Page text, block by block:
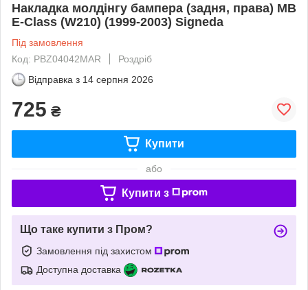
Накладка молдінгу бампера (задня, права) MB
E-Class (W210) (1999-2003) Signeda
Під замовлення
Код: PBZ04042MAR
Роздріб
Відправка з 14 серпня 2026
725 ₴
Купити
або
Купити з
Що таке купити з Пром?
Замовлення під захистом
Доступна доставка